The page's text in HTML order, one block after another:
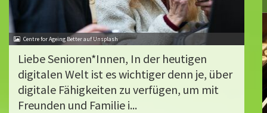
Centre for Ageing Better auf Unsplash
Liebe Senioren*Innen, In der heutigen
digitalen Welt ist es wichtiger denn je, über
digitale Fähigkeiten zu verfügen, um mit
Freunden und Familie i...